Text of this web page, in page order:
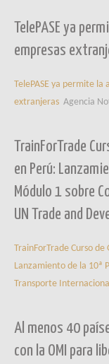
TelePASE ya
empresas
TelePASE ya permite la
extranjeras Agencia
TrainForTrade
en Perú:
Módulo 1 sobre
UN Trade and
TrainForTrade Curso
Lanzamiento de la 10ª
Transporte
Al menos 40
con la OMI para